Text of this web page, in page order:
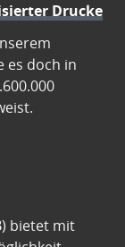
Drucke
es doch in
bietet mit